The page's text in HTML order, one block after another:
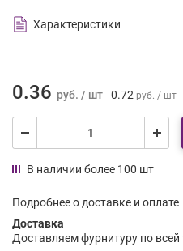
Характеристики
0.36 руб. / шт 0.72руб. / шт
В наличии более 100 шт
Подробнее о доставке и оплате
Доставка
Доставляем фурнитуру по